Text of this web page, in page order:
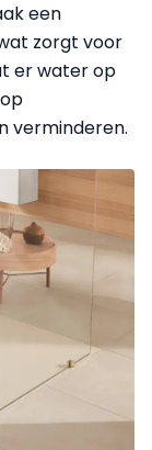
een
zorgt voor
er water op
verminderen.